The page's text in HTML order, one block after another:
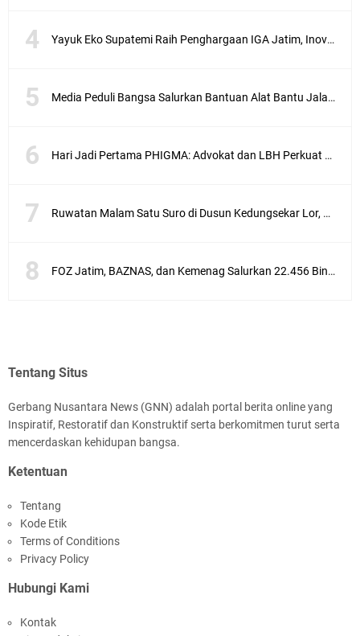
Yayuk Eko Supatemi Raih Penghargaan IGA Jatim, Inovasi Wayang Kulit untuk Anak Berkebutuhan Khusus
Media Peduli Bangsa Salurkan Bantuan Alat Bantu Jalan untuk Lansia
Hari Jadi Pertama PHIGMA: Advokat dan LBH Perkuat Soliditas di Jakarta
Ruwatan Malam Satu Suro di Dusun Kedungsekar Lor, Tradisi Luhur yang Terus Istiqomah
FOZ Jatim, BAZNAS, dan Kemenag Salurkan 22.456 Bingkisan Lebaran Yatim Serentak di Berbagai Daerah di Jawa Timur
Tentang Situs
Gerbang Nusantara News (GNN) adalah portal berita online yang
Inspiratif, Restoratif dan Konstruktif serta berkomitmen turut serta
mencerdaskan kehidupan bangsa.
Ketentuan
Tentang
Kode Etik
Terms of Conditions
Privacy Policy
Hubungi Kami
Kontak